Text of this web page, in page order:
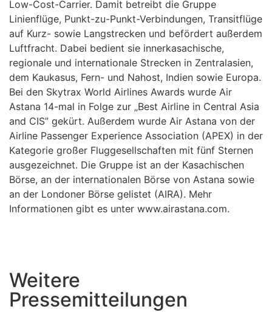
Low-Cost-Carrier. Damit betreibt die Gruppe
Linienflüge, Punkt-zu-Punkt-Verbindungen, Transitflüge
auf Kurz- sowie Langstrecken und befördert außerdem
Luftfracht. Dabei bedient sie innerkasachische,
regionale und internationale Strecken in Zentralasien,
dem Kaukasus, Fern- und Nahost, Indien sowie Europa.
Bei den Skytrax World Airlines Awards wurde Air
Astana 14-mal in Folge zur „Best Airline in Central Asia
and CIS” gekürt. Außerdem wurde Air Astana von der
Airline Passenger Experience Association (APEX) in der
Kategorie großer Fluggesellschaften mit fünf Sternen
ausgezeichnet. Die Gruppe ist an der Kasachischen
Börse, an der internationalen Börse von Astana sowie
an der Londoner Börse gelistet (AIRA). Mehr
Informationen gibt es unter www.airastana.com.
Weitere
Pressemitteilungen